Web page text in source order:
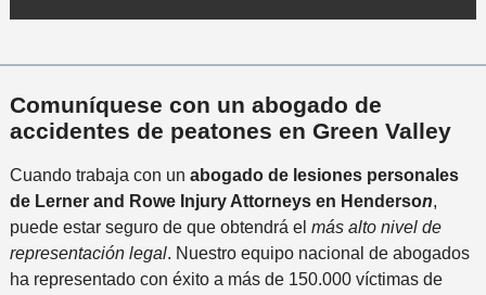
Comuníquese con un abogado de
accidentes de peatones en Green Valley
Cuando trabaja con un abogado de lesiones personales
de Lerner and Rowe Injury Attorneys en Henderson,
puede estar seguro de que obtendrá el más alto nivel de
representación legal. Nuestro equipo nacional de abogados
ha representado con éxito a más de 150.000 víctimas de